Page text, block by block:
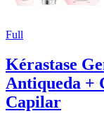
Full
Kérastase
Antiqueda +
Capilar